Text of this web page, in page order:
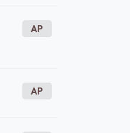
AP
AP